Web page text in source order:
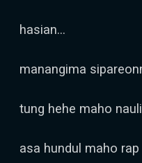
hasian...
manangima
tung hehe maho
asa hundul maho